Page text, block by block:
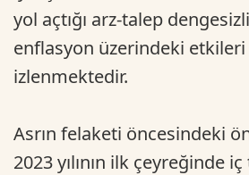
yol açtığı arz-talep
enflasyon üzerindeki etkileri
izlenmektedir.
Asrın felaketi öncesindeki
2023 yılının ilk çeyreğinde